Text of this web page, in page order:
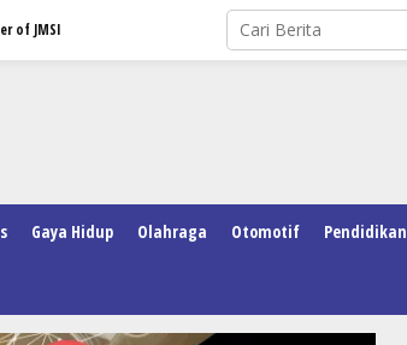
of JMSI
Gaya Hidup Olahraga Otomotif Pendidikan